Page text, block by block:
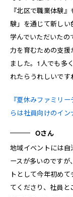
『北区で職業体験
験」を通じて新し
学んでいただいた
力を育むための支援
ました。1人でも多
れたらうれしいです
『夏休みファミリ
らは社員向けのイン
Oさん
地域イベントには
ースが多いのです
トとして今年初め
てくださり、社員と